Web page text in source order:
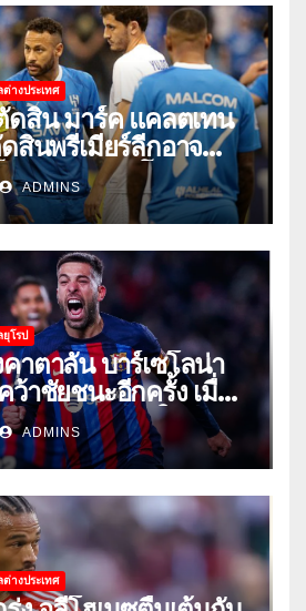
างประเทศ
ดสิน มาร์ค แคลตเทน
สินพรีเมียร์ลีกอาจ
หรือฟุตบอลโลก’
ADMINS
โรป
าตาลัน บาร์เซโลน่า
าชัยชนะอีกครั้ง เมื่อ
นรับมือเซบีย่าในลีก
ADMINS
างประเทศ